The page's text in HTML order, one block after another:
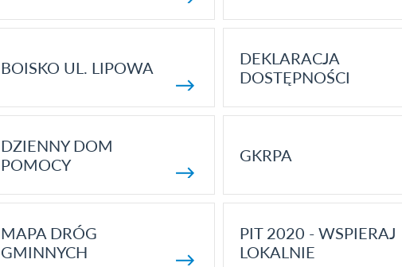
BOISKO UL. LIPOWA
DEKLARACJA
DOSTĘPNOŚCI
DZIENNY DOM
POMOCY
GKRPA
MAPA DRÓG
GMINNYCH
PIT 2020 - WSPIERAJ
LOKALNIE